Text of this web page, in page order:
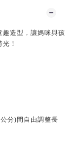
造型，讓媽咪與孩
！
分)間自由調整長